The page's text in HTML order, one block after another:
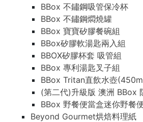
BBox 不鏽鋼吸管保冷杯
BBox 不鏽鋼燜燒罐
BBox 寶寶矽膠餐碗組
BBox矽膠軟湯匙兩入組
BBOX矽膠杯套 吸管組
BBox 專利湯匙叉子組
BBox Tritan直飲水壺
(第二代)升級版 澳洲 BBox
BBox 野餐便當盒迷你野餐
Beyond Gourmet烘焙料理紙